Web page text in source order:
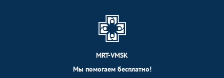
2000
MRT-VMSK
Мы помогаем бесплатно!